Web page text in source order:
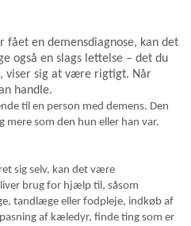
en demensdiagnose, kan det
også en slags lettelse – det du
viser sig at være rigtigt. Når
handle.
til en person med demens. Den
som den hun eller han var.
sig selv, kan det være
brug for hjælp til, såsom
tandlæge eller fodpleje, indkøb af
af kæledyr, finde ting som er